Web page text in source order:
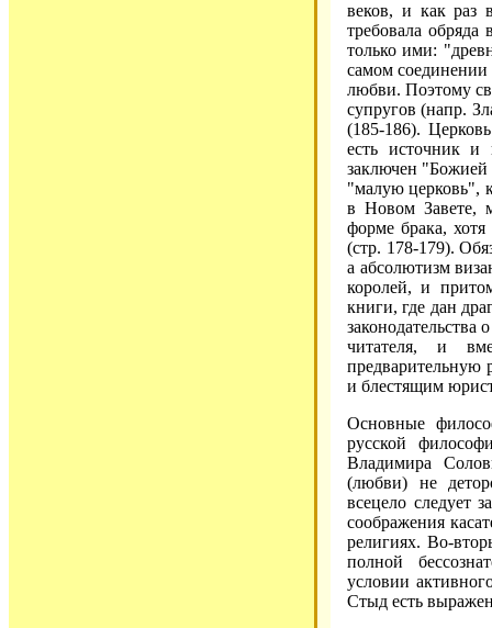
веков, и как раз
требовала
только ими:
самом
любви. Поэтому
супругов (напр.
(185-186).
есть источник и
заключен "Божией
"малую церковь",
в Новом Завете,
форме брака,
(стр. 178-179).
а абсолютизм
королей, и
книги, где дан
читателя, и
предварительную
и блестящим
Основные
русской
Владимира
(любви) не
всецело следует
соображения
религиях. Во-
полной
условии
Стыд есть